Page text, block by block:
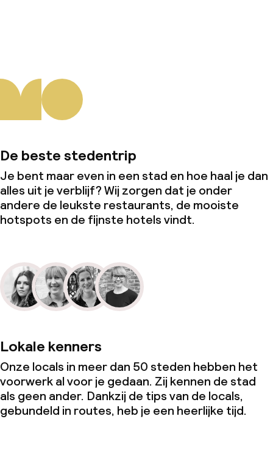
De beste stedentrip
Je bent maar even in een stad en hoe haal je dan
alles uit je verblijf? Wij zorgen dat je onder
andere de leukste restaurants, de mooiste
hotspots en de fijnste hotels vindt.
Lokale kenners
Onze locals in meer dan 50 steden hebben het
voorwerk al voor je gedaan. Zij kennen de stad
als geen ander. Dankzij de tips van de locals,
gebundeld in routes, heb je een heerlijke tijd.